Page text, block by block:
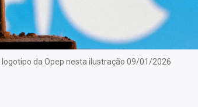
da Opep nesta ilustração 09/01/2026